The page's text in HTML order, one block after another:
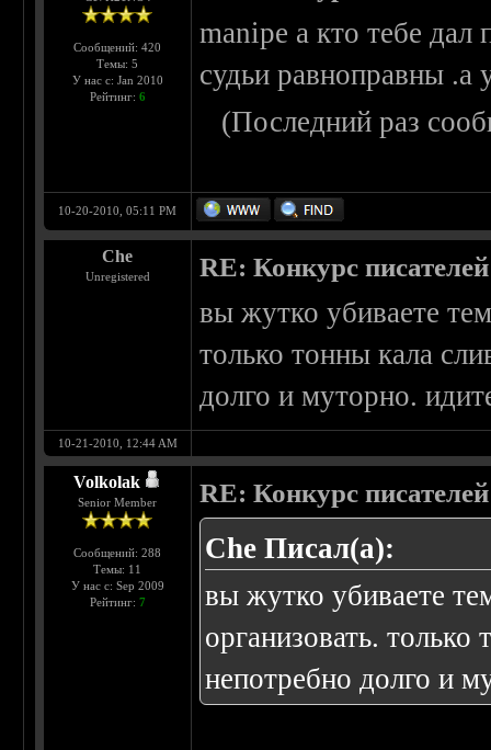
Сообщений: 420
Темы: 5
У нас с: Jan 2010
Рейтинг: 6
manipe а кто тебе дал
судьи равноправны .а
(Последний раз
10-20-2010, 05:11 PM
Che
Unregistered RE: Конкурс писателей
вы жутко убиваете
только тонны кала
долго и муторно.
10-21-2010, 12:44 AM
Volkolak
Senior Member
Сообщений: 288
Темы: 11
У нас с: Sep 2009
Рейтинг: 7
RE: Конкурс писателей
Che Писал(а):
вы жутко убиваете
организовать.
непотребно долго и